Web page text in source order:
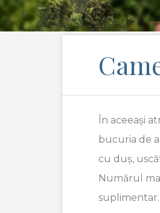
În aceeași
bucuria de
cu duș,
Numărul
suplimentar.